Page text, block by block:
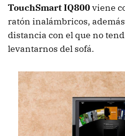
TouchSmart IQ800viene
ratón inalámbricos,
distancia con el que no
levantarnos del sofá.